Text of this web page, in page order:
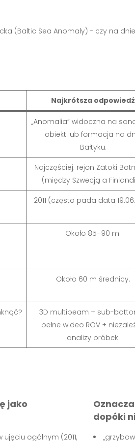
Najkrótsza odpowiedź
„Anomalia” widoczna na
obiekt lub formacja na
Bałtyku.
Najczęściej: rejon Zatoki
(między Szwecją a
2011 (często pada data
Około 85–90 m.
Około 60 m średnicy.
3D multibeam + sub-
pełne wideo ROV +
analizy próbek.
jako
ogólnym (2011,
dopóki